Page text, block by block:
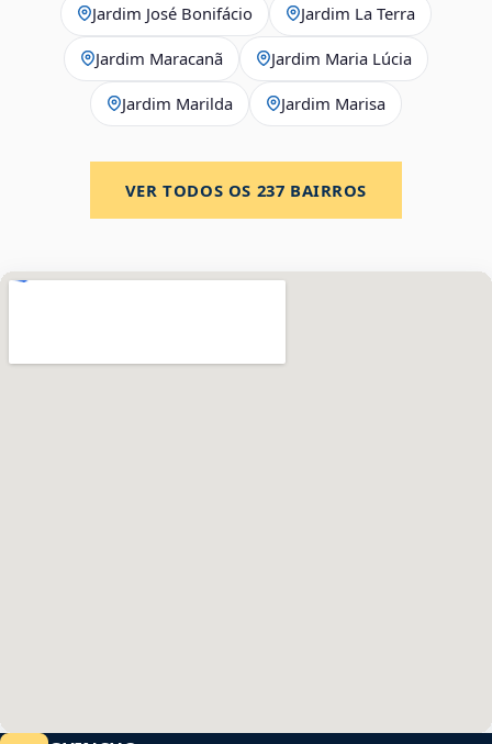
Jardim José Bonifácio Jardim La Terra
Jardim Maracanã Jardim Maria Lúcia
Jardim Marilda Jardim Marisa
VER TODOS OS 237 BAIRROS